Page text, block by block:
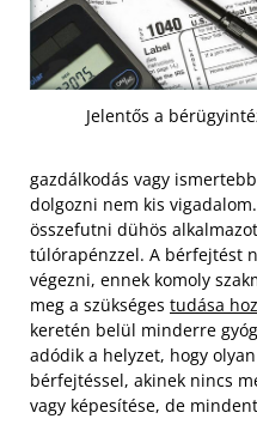
Jelentős a
gazdálkodás vagy
dolgozni nem kis
összefutni dühös
túlórapénzzel. A bérfejtést
végezni, ennek komoly
meg a szükséges tudása
keretén belül minderre
adódik a helyzet, hogy
bérfejtéssel, akinek nincs
vagy képesítése, de